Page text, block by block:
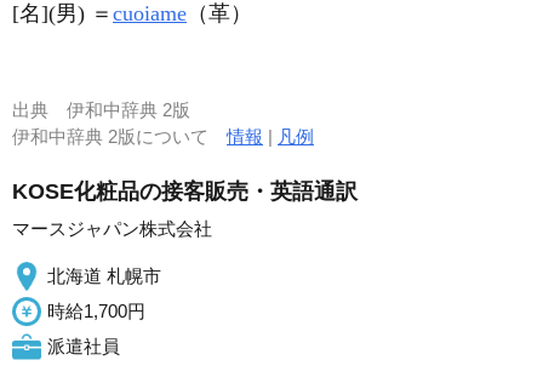
[名](男) ＝ cuoiame （革）
出典 伊和中辞典 2版
伊和中辞典 2版について情報 | 凡例
KOSE化粧品の接客販売・英語通訳
マースジャパン株式会社
北海道 札幌市
時給1,700円
派遣社員